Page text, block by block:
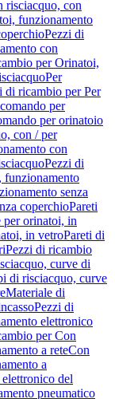
risciacquo, con
funzionamento
Pezzi di
con
per Orinatoi,
Per
di ricambio per Per
per
per orinatoio
con / per
con
Pezzi di
funzionamento
senza
coperchioPareti
per orinatoi, in
in vetroPareti di
Pezzi di ricambio
curve di
di risciacquo, curve
Materiale di
Pezzi di
elettronico
per Con
a reteCon
a
del
pneumatico